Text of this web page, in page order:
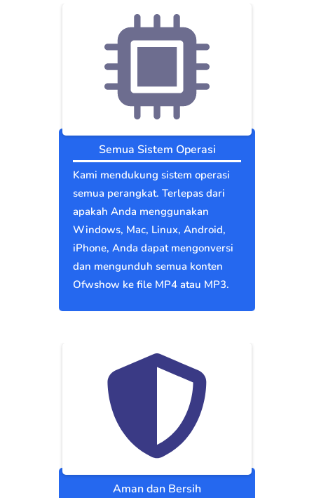
Semua Sistem Operasi
Kami mendukung sistem operasi
semua perangkat. Terlepas dari
apakah Anda menggunakan
Windows, Mac, Linux, Android,
iPhone, Anda dapat mengonversi
dan mengunduh semua konten
Ofwshow ke file MP4 atau MP3.
Aman dan Bersih